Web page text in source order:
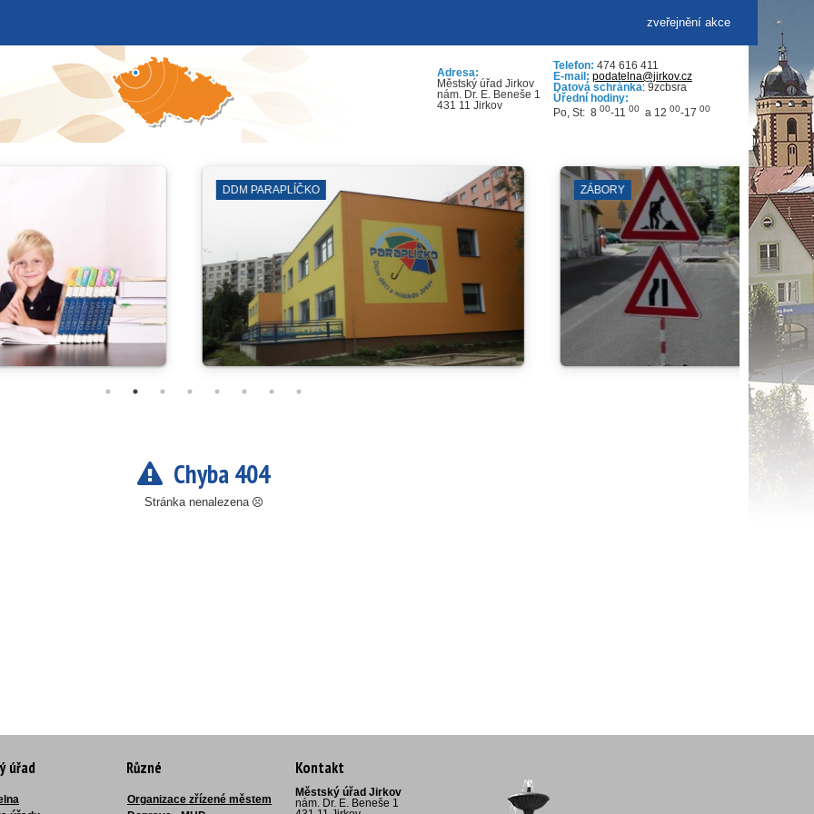
zveřejnění akce
Adresa:
Městský úřad Jirkov
nám. Dr. E. Beneše 1
431 11 Jirkov
Telefon: 474 616 411
E-mail: podatelna@jirkov.cz
Datová schránka: 9zcbsra
Úřední hodiny:
Po, St: 8 00-11 00 a 12 00-17 00
KNIHOVNA BLOKOVÉ ČIŠTĚNÍ
Chyba 404
Stránka nenalezena
úřad Různé
Organizace zřízené městem
Kontakt
Městský úřad Jirkov
nám. Dr. E. Beneše 1